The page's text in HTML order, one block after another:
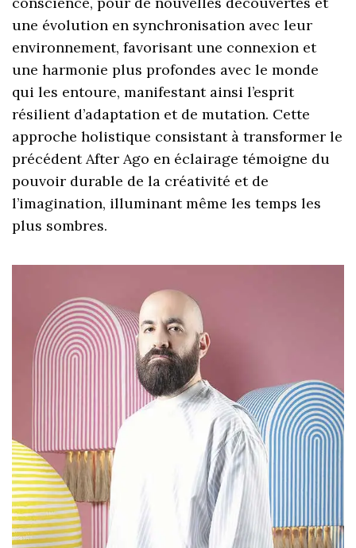
une évolution en synchronisation avec leur
environnement, favorisant une connexion et
une harmonie plus profondes avec le monde
qui les entoure, manifestant ainsi l’esprit
résilient d’adaptation et de mutation. Cette
approche holistique consistant à transformer le
précédent After Ago en éclairage témoigne du
pouvoir durable de la créativité et de
l’imagination, illuminant même les temps les
plus sombres.